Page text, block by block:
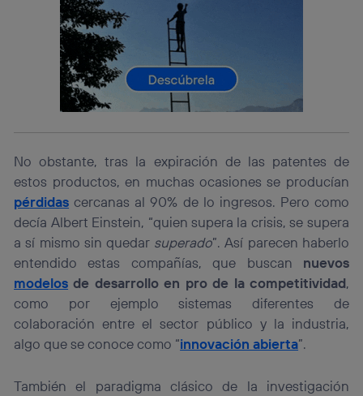
No obstante, tras la expiración de las patentes de
estos productos, en muchas ocasiones se producían
pérdidas cercanas al 90% de lo ingresos. Pero como
decía Albert Einstein, “quien supera la crisis, se supera
a sí mismo sin quedar superado”. Así parecen haberlo
entendido estas compañías, que buscan nuevos
modelos de desarrollo en pro de la competitividad,
como por ejemplo sistemas diferentes de
colaboración entre el sector público y la industria,
algo que se conoce como “innovación abierta”.
También el paradigma clásico de la investigación
La tecnología utiliza un identificador cifrado creado por tu
operadora de telefonía
, utilizando tu dirección IP y otra
información de la cuenta de cliente de
telecomunicaciones vinculada a la conexión que utilizas
(p. ej., número de teléfono móvil).
Este identificador se asigna a la conexión de internet, por
lo que cualquier persona que conecte su dispositivo y
Si utilizas unaconexión de banda ancha(p. ej., Wi-Fi),
el marketing o análisis se realizará en función de las
actividades de navegación de los miembros del hogar
que hayan dado su consentimiento.
Si utilizas datos móviles, el marketing será más
personalizado, ya que se basará únicamente en la
navegación del usuario del móvil.
Puedes gestionar los consentimientos Utiq seleccionando
“Administrar Utiq” en la parte inferior de esta página web o
visitando el
portal de privacidad de Utiq
(“consenthub”). Para más información, consulta
la política de privacidad de Utiq.